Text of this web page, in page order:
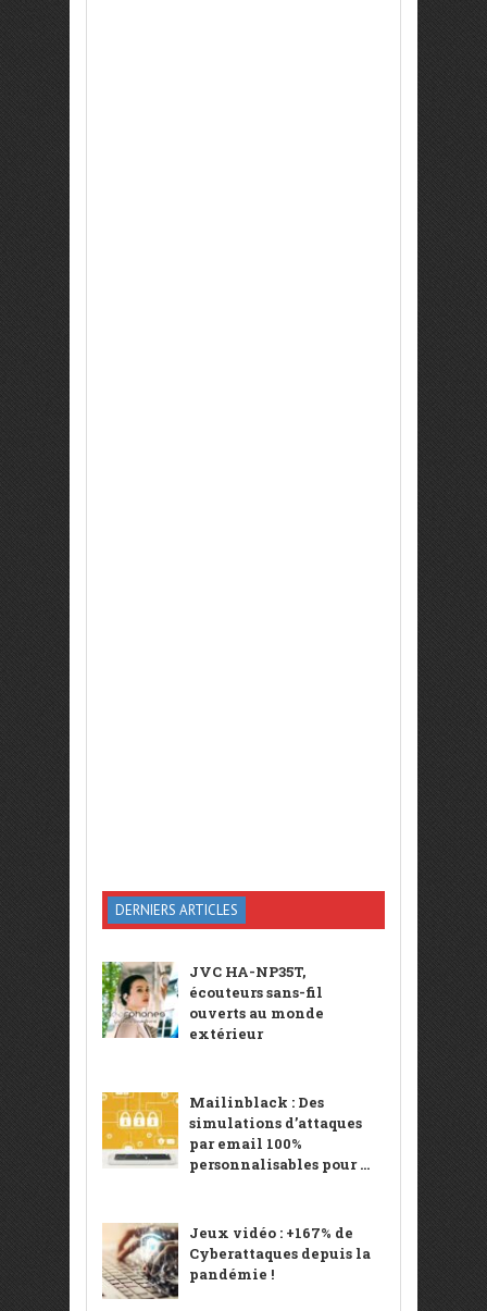
DERNIERS ARTICLES
JVC HA-NP35T,
écouteurs sans-fil
ouverts au monde
extérieur
Mailinblack : Des
simulations d’attaques
par email 100%
personnalisables pour ...
Jeux vidéo : +167% de
Cyberattaques depuis la
pandémie !